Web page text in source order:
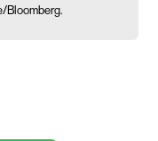
Bloomberg.